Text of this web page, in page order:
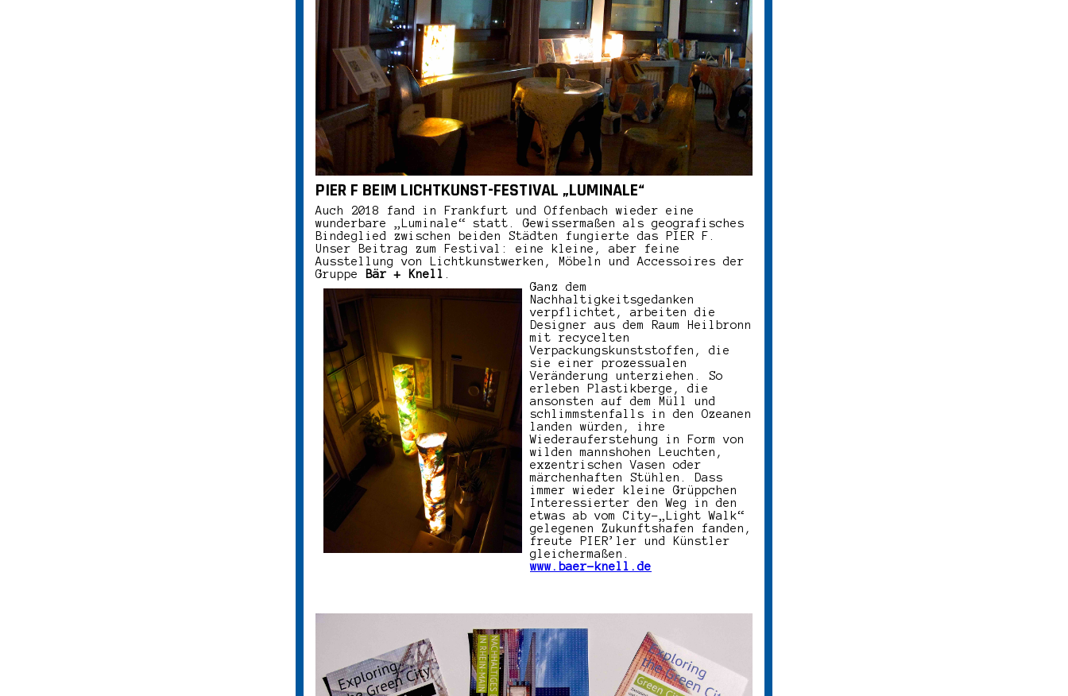
PIER F BEIM LICHTKUNST-FESTIVAL „LUMINALE“
Auch 2018 fand in Frankfurt und Offenbach wieder eine
wunderbare „Luminale“ statt. Gewissermaßen als geografisches
Bindeglied zwischen beiden Städten fungierte das PIER F.
Unser Beitrag zum Festival: eine kleine, aber feine
Ausstellung von Lichtkunstwerken, Möbeln und Accessoires der
Gruppe
Bär + Knell
Ganz dem
Nachhaltigkeitsgedanken
verpflichtet, arbeiten die
Designer aus dem Raum Heilbronn
mit recycelten
Verpackungskunststoffen, die
sie einer prozessualen
Veränderung unterziehen. So
erleben Plastikberge, die
ansonsten auf dem Müll und
schlimmstenfalls in den Ozeanen
landen würden, ihre
Wiederauferstehung in Form von
wilden mannshohen Leuchten,
exzentrischen Vasen oder
märchenhaften Stühlen. Dass
immer wieder kleine Grüppchen
Interessierter den Weg in den
etwas ab vom City-„Light Walk“
gelegenen Zukunftshafen fanden,
freute PIER’ler und Künstler
gleichermaßen.
www.baer-knell.de